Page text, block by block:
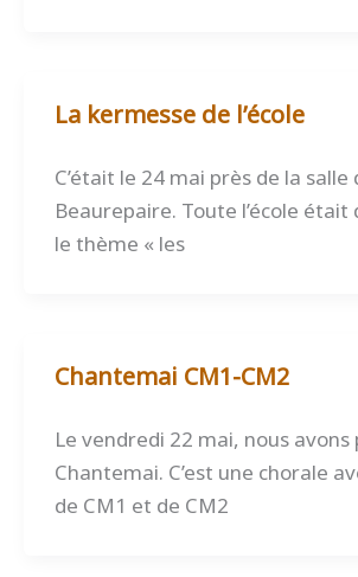
La kermesse de l’école
C’était le 24 mai près de la salle
Beaurepaire. Toute l’école était
le thème « les
Chantemai CM1-CM2
Le vendredi 22 mai, nous avons
Chantemai. C’est une chorale
de CM1 et de CM2